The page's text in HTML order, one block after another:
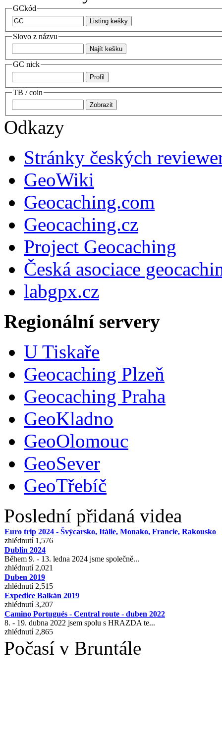
GCkód
Slovo z názvu
GC nick
TB / coin
Odkazy
Stránky českých
GeoWiki
Geocaching.com
Geocaching.cz
Project Geocaching
Česká asociace
labgpx.cz
Regionální servery
U Tiskaře
Geocaching Plzeň
Geocaching Praha
GeoKladno
GeoOlomouc
GeoSever
GeoTřebíč
Poslední přidaná videa
Euro trip 2024 - Švýcarsko, Itálie, Monako, Francie, Rakousko
zhlédnutí 1,576
Dublin 2024
Během 9. - 13. ledna 2024 jsme společně...
zhlédnutí 2,021
Duben 2019
zhlédnutí 2,515
Expedice Balkán 2019
zhlédnutí 3,207
Camino Portugués - Central route - duben 2022
8. - 19. dubna 2022 jsem spolu s HRAZDA te...
zhlédnutí 2,865
Počasí v Bruntále